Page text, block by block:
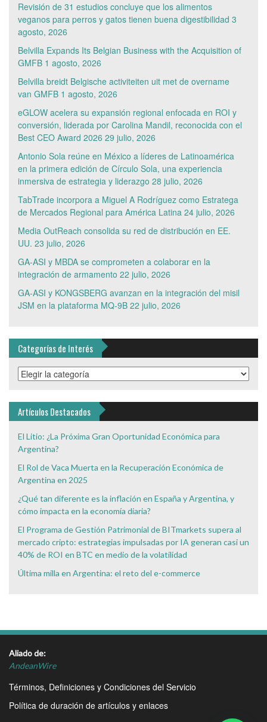
Revisión de 31 estudios concluye que los alimentos
veganos para perros y gatos tienen buena digestibilidad 3
agosto, 2026
Belvilla Expands Its Belgian Business with the Acquisition of
GMFB 1 agosto, 2026
Belvilla breidt Belgische activiteiten uit met de overname
van GMFB 1 agosto, 2026
eGLOW acelera su expansión regional enfocada en ROI y
conversión, liderada por Carolina Mandil, reconocida con el
Best CEO Award 2026 29 julio, 2026
Antonio Sola reúne en México a líderes de Latinoamérica
en la primera edición de Círculo Sola, una experiencia
inmersiva de estrategia y liderazgo 28 julio, 2026
TabTrade incorpora a Miguel A Rodríguez como Estratega
de Mercados Regional para América Latina 24 julio, 2026
Media OutReach consolida su red de distribución en EE.
UU. 23 julio, 2026
GA-ASI y MBDA se comprometen a colaborar en la
integración de armamento 22 julio, 2026
GA-ASI y KONGSBERG avanzan en la integración del misil
JSM en la plataforma MQ-9B 22 julio, 2026
Categorías de Interés
Categorías
de
Artículos Destacados
El Litio: ¿La Próxima Gran Oportunidad Económica para
Argentina?
El Rol de Vaca Muerta en la Recuperación Económica de
Argentina en 2025
¿Qué tan diferente es la inflación en España y Argentina, y
cómo impacta en la economía diaria?
El Programa de Gestión Patrimonial de BITmarkets supera al
mercado cripto: estrategias impulsadas por IA generan casi un
40% de ROI en BTC en medio de la volatilidad
Última milla en Argentina: el reto del e-commerce
Aliado de:
AndeanWire
Términos, Definiciones y Condiciones del Servicio
Política de duración de artículos y enlaces